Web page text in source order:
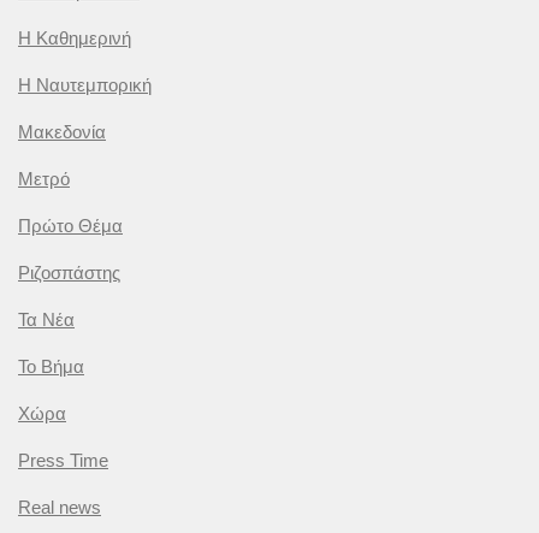
Η Καθημερινή
Η Ναυτεμπορική
Μακεδονία
Μετρό
Πρώτο Θέμα
Ριζοσπάστης
Τα Νέα
Το Βήμα
Χώρα
Press Time
Real news